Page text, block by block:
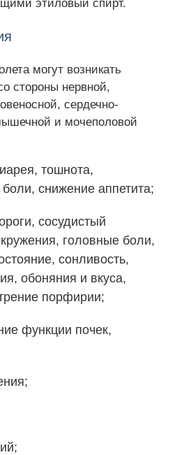
этиловый спирт.
могут возникать
стороны нервной,
сердечно-
и мочеполовой
тошнота,
снижение аппетита;
сосудистый
головные боли,
сонливость,
обоняния и вкуса,
порфирии;
функции почек,